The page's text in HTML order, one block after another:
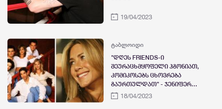
19/04/2023
ტაბლოიდი
"დღეს FRIENDS-ი
შეურაცხმყოფელი ჰგონიათ,
კომიკოსებს ცხოვრება
გაურთულდათ" - ჯენიფერ
ენისტონი
18/04/2023